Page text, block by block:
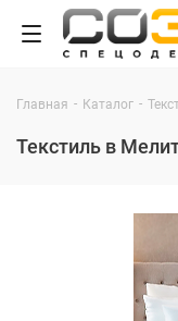
Главная - Каталог -
Текстиль в